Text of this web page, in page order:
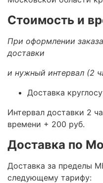
Стоимость и
При оформлении
доставки
и нужный интервал (2
Доставка
Интервал доставки 2
времени + 200 руб.
Доставка по
Доставка за пределы
следующему тарифу: